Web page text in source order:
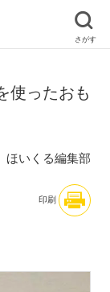
使ったおも
ほいくる編集部
印刷